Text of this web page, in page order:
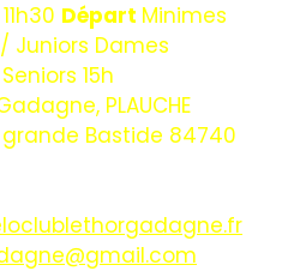
Départ Minimes
Juniors Dames
15h
PLAUCHE
grande Bastide 84740